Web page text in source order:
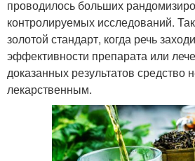
проводилось больших
контролируемых исследований.
золотой стандарт, когда речь
эффективности препарата или
доказанных результатов средство
лекарственным.